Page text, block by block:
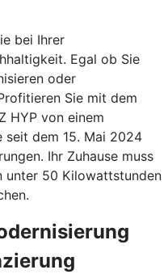
bei Ihrer
Egal ob Sie
oder
Sie mit dem
HYP von einem
seit dem 15. Mai 2024
Ihr Zuhause muss
unter 50 Kilowattstunden